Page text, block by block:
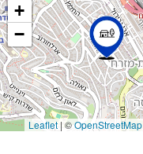
+
−
| ©OpenStreetMap